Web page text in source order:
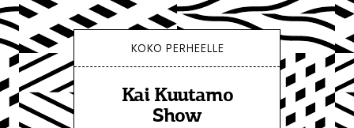
KOKO PERHEELLE
Kai Kuutamo
Show